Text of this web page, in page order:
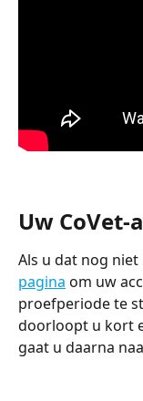
Uw
Als u dat nog
pagina om uw
proefperiode te
doorloopt u kort
gaat u daarna